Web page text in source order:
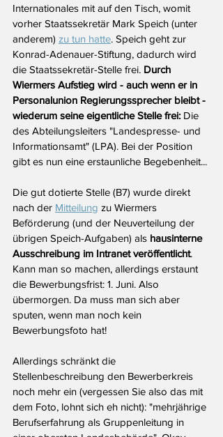
Internationales mit auf den Tisch, womit
vorher Staatssekretär Mark Speich (unter
anderem) zu tun hatte. Speich geht zur
Konrad-Adenauer-Stiftung, dadurch wird
die Staatssekretär-Stelle frei. Durch
Wiermers Aufstieg wird - auch wenn er in
Personalunion Regierungssprecher bleibt -
wiederum seine eigentliche Stelle frei: Die
des Abteilungsleiters "Landespresse- und
Informationsamt" (LPA). Bei der Position
gibt es nun eine erstaunliche Begebenheit...
Die gut dotierte Stelle (B7) wurde direkt
nach der Mitteilung zu Wiermers
Beförderung (und der Neuverteilung der
übrigen Speich-Aufgaben) als hausinterne
Ausschreibung im Intranet veröffentlicht.
Kann man so machen, allerdings erstaunt
die Bewerbungsfrist: 1. Juni. Also
übermorgen. Da muss man sich aber
sputen, wenn man noch kein
Bewerbungsfoto hat!
Allerdings schränkt die
Stellenbeschreibung den Bewerberkreis
noch mehr ein (vergessen Sie also das mit
dem Foto, lohnt sich eh nicht): "mehrjährige
Berufserfahrung als Gruppenleitung in